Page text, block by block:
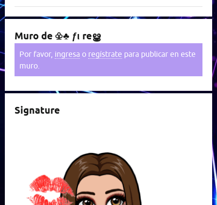
Muro de ♧♣ ƒι reൠ
Por favor, ingresa o regístrate para publicar en este
muro.
Signature